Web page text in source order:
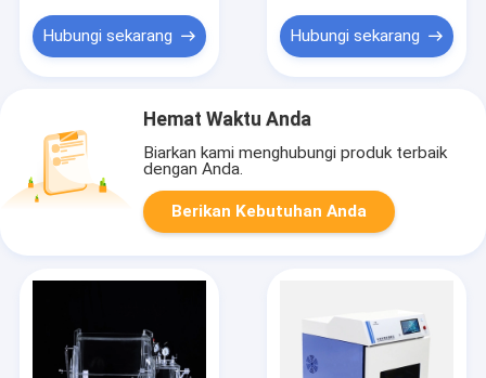
Hubungi sekarang Hubungi sekarang
Hemat Waktu Anda
Biarkan kami menghubungi produk terbaik
dengan Anda.
Berikan Kebutuhan Anda